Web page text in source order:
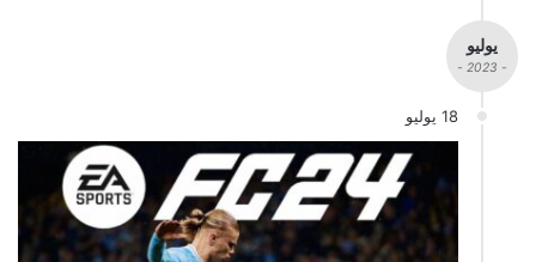
يوليو
- 2023 -
18 يوليو